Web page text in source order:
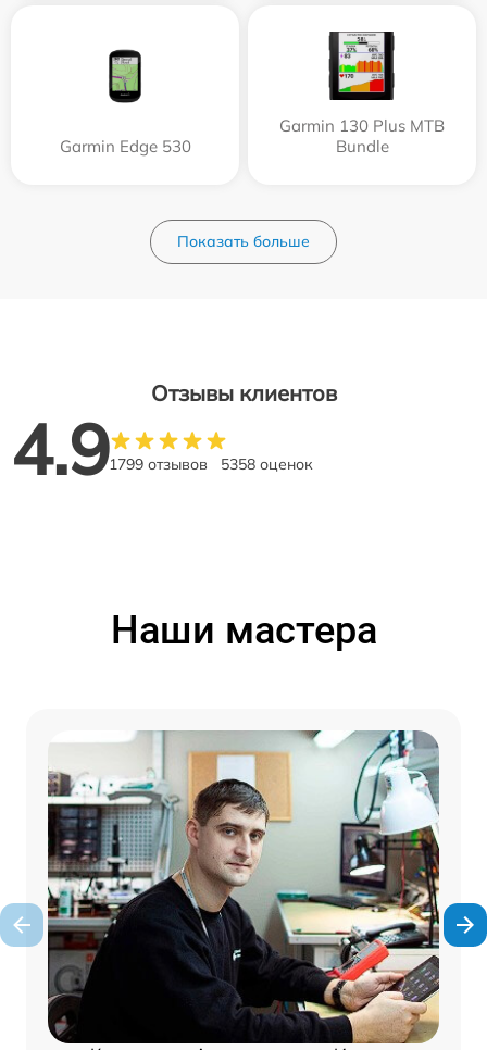
Garmin Edge 530
Garmin 130 Plus MTB
Bundle
Показать больше
Отзывы клиентов
4.91799 отзывов 5358 оценок
Наши мастера